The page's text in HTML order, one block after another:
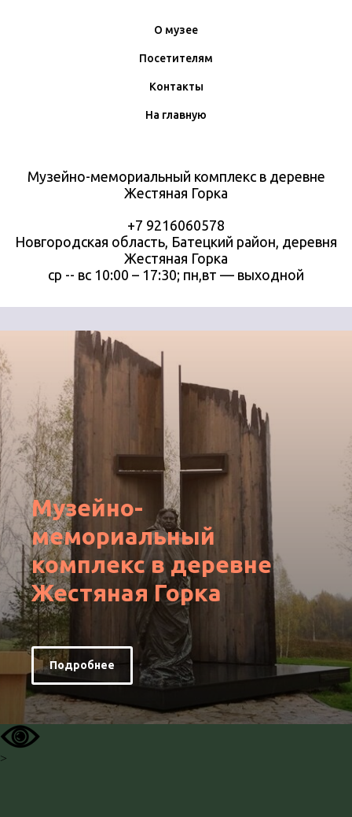
О музее
Посетителям
Контакты
На главную
Музейно-мемориальный комплекс в деревне
Жестяная Горка
+7 9216060578
Новгородская область, Батецкий район, деревня
Жестяная Горка
ср -- вс 10:00 – 17:30; пн,вт — выходной
Музейно-
мемориальный
комплекс в деревне
Жестяная Горка
Подробнее
>